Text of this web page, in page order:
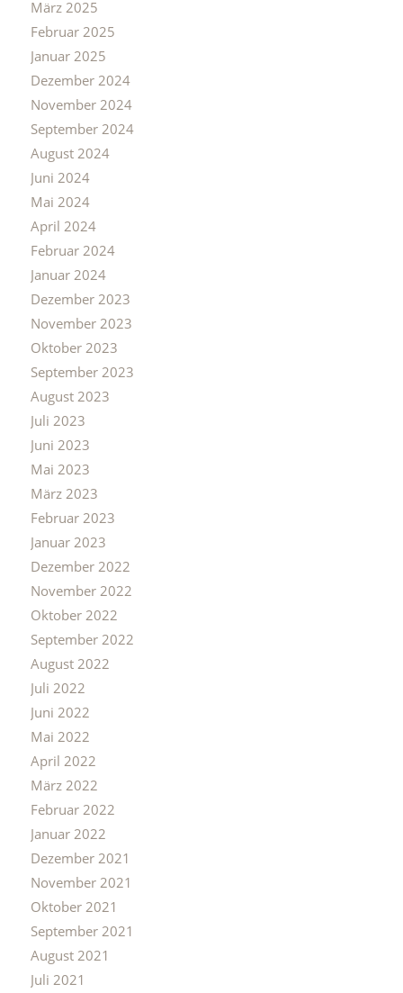
März 2025
Februar 2025
Januar 2025
Dezember 2024
November 2024
September 2024
August 2024
Juni 2024
Mai 2024
April 2024
Februar 2024
Januar 2024
Dezember 2023
November 2023
Oktober 2023
September 2023
August 2023
Juli 2023
Juni 2023
Mai 2023
März 2023
Februar 2023
Januar 2023
Dezember 2022
November 2022
Oktober 2022
September 2022
August 2022
Juli 2022
Juni 2022
Mai 2022
April 2022
März 2022
Februar 2022
Januar 2022
Dezember 2021
November 2021
Oktober 2021
September 2021
August 2021
Juli 2021